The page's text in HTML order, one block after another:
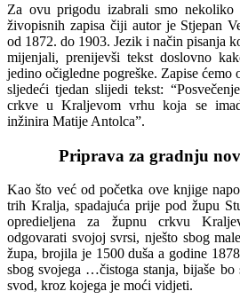
Za ovu prigodu izabrali smo
živopisnih zapisa čiji autor je Stjepan
od 1872. do 1903. Jezik i način pisanja
mijenjali, prenijevši tekst doslovno
jedino očigledne pogreške. Zapise
sljedeći tjedan slijedi tekst:
crkve u Kraljevom vrhu koja se
inžinira Matije Antolca”.
Priprava za gradnju
Kao što već od početka ove knjige
trih Kralja, spadajuća prije pod župu
opredieljena za župnu crkvu
odgovarati svojoj svrsi, nješto sbog
župa, brojila je 1500 duša a godine
sbog svojega …čistoga stanja, bijaše bo
svod, kroz kojega je moći vidjeti.